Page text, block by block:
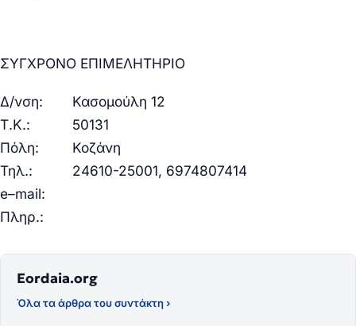
ΣΥΓΧΡΟΝΟ ΕΠΙΜΕΛΗΤΗΡΙΟ
Δ/νση:
Κασομούλη 12
Τ.Κ.:
50131
Πόλη:
Κοζάνη
Τηλ.:
24610-25001, 6974807414
e–mail:
Πληρ.:
Eordaia.org
Όλα τα άρθρα του συντάκτη ›